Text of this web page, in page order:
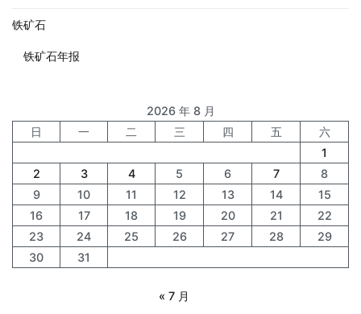
铁矿石
铁矿石年报
2026 年 8 月
日
一 二 三 四 五
六
1
2
3 4 5 6 7
8
9
10 11 12 13 14
15
16
17 18 19 20 21
22
23
24 25 26 27 28
29
30
31
« 7 月